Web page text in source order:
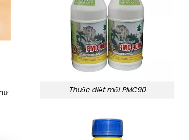
Thuốc diệt mối PMC90